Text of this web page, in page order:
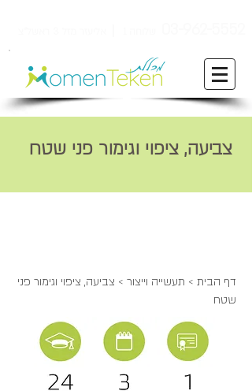
צביעה, ציפוי וגימור פני שטח
דף הבית > תעשייה וייצור > צביעה, ציפוי וגימור פני
שטח